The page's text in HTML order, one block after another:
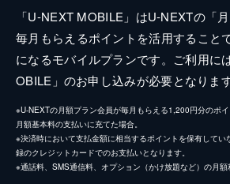
「U-NEXT MOBILE」はU-NEXTの「
毎月もらえるポイントを活用すること
になるモバイルプランです。ご利用に
OBILE」のお申し込みが必要となります
※U-NEXTの月額プラン会員が毎月もらえる1,200円分のポ
月額基本料の支払いに充てた場合。
※決済時において支払金額に相当するポイントを保有して
録のクレジットカードでのお支払いとなります。
※通話料、SMS通信料、オプション（かけ放題など）の月額